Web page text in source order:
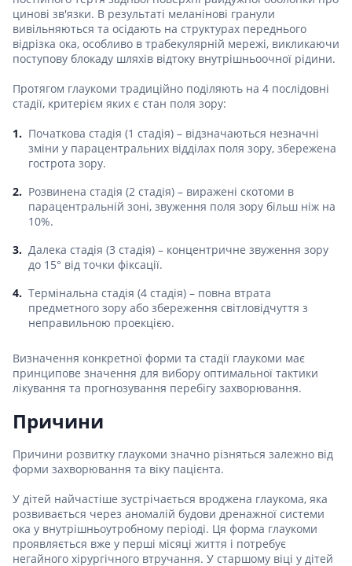
цинові зв'язки. В результаті меланінові гранули
вивільняються та осідають на структурах переднього
відрізка ока, особливо в трабекулярній мережі, викликаючи
поступову блокаду шляхів відтоку внутрішньоочної рідини.
Протягом глаукоми традиційно поділяють на 4 послідовні
стадії, критерієм яких є стан поля зору:
Початкова стадія (1 стадія) – відзначаються незначні
зміни у парацентральних відділах поля зору, збережена
гострота зору.
Розвинена стадія (2 стадія) – виражені скотоми в
парацентральній зоні, звуження поля зору більш ніж на
10%.
Далека стадія (3 стадія) – концентричне звуження зору
до 15° від точки фіксації.
Термінальна стадія (4 стадія) – повна втрата
предметного зору або збереження світловідчуття з
неправильною проекцією.
Визначення конкретної форми та стадії глаукоми має
принципове значення для вибору оптимальної тактики
лікування та прогнозування перебігу захворювання.
Причини
Причини розвитку глаукоми значно різняться залежно від
форми захворювання та віку пацієнта.
У дітей найчастіше зустрічається вроджена глаукома, яка
розвивається через аномалій будови дренажної системи
ока у внутрішньоутробному періоді. Ця форма глаукоми
проявляється вже у перші місяці життя і потребує
негайного хірургічного втручання. У старшому віці у дітей